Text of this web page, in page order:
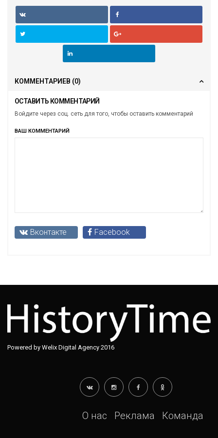
КОММЕНТАРИЕВ (0)
ОСТАВИТЬ КОММЕНТАРИЙ
Войдите через соц. сеть для того, чтобы оставить комментарий
ВАШ КОММЕНТАРИЙ
Вконтакте Facebook
Powered by Welix Digital Agency 2016
О нас Реклама Команда